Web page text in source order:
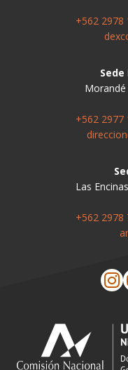
+562 2978
Morandé
+562 2977
Las
+562 2978